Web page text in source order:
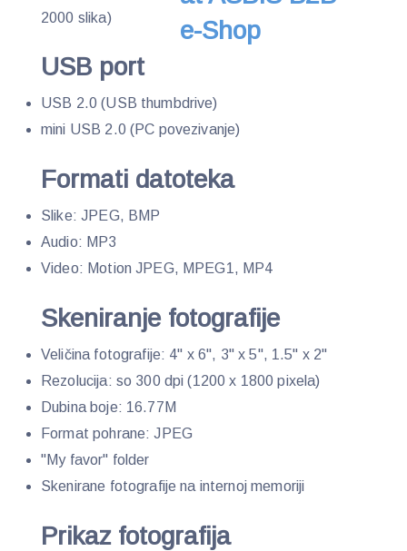
2000 slika)
USB port
USB 2.0 (USB thumbdrive)
mini USB 2.0 (PC povezivanje)
Formati datoteka
Slike: JPEG, BMP
Audio: MP3
Video: Motion JPEG, MPEG1, MP4
Skeniranje fotografije
Veličina fotografije: 4" x 6", 3" x 5", 1.5" x 2"
Rezolucija: so 300 dpi (1200 x 1800 pixela)
Dubina boje: 16.77M
Format pohrane: JPEG
"My favor" folder
Skenirane fotografije na internoj memoriji
Prikaz fotografija